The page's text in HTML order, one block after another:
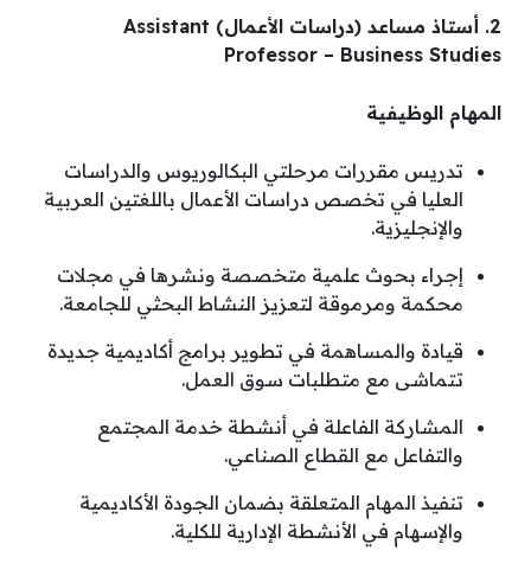
2. أستاذ مساعد (دراسات الأعمال) Assistant
Professor – Business Studies
المهام الوظيفية
تدريس مقررات مرحلتي البكالوريوس والدراسات
العليا في تخصص دراسات الأعمال باللغتين العربية
والإنجليزية.
إجراء بحوث علمية متخصصة ونشرها في مجلات
محكمة ومرموقة لتعزيز النشاط البحثي للجامعة.
قيادة والمساهمة في تطوير برامج أكاديمية جديدة
تتماشى مع متطلبات سوق العمل.
المشاركة الفاعلة في أنشطة خدمة المجتمع
والتفاعل مع القطاع الصناعي.
تنفيذ المهام المتعلقة بضمان الجودة الأكاديمية
والإسهام في الأنشطة الإدارية للكلية.